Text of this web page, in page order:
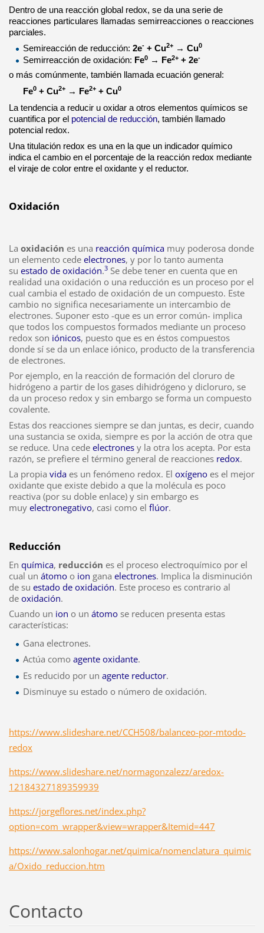
Dentro de una reacción global redox, se da una serie de
reacciones particulares llamadas semirreacciones o reacciones
parciales.
Semireacción de reducción: 2e-+ Cu2+→ Cu0
Semirreacción de oxidación: Fe0→ Fe2++ 2e-
o más comúnmente, también llamada ecuación general:
Fe0+ Cu2+→ Fe2++ Cu0
La tendencia a reducir u oxidar a otros elementos químicos se
cuantifica por el potencial de reducción, también llamado
potencial redox.
Una titulación redox es una en la que un indicador químico
indica el cambio en el porcentaje de la reacción redox mediante
el viraje de color entre el oxidante y el reductor.
Oxidación
La oxidación es una reacción químicamuy poderosa donde
un elemento cede electrones, y por lo tanto aumenta
su estado de oxidación.3Se debe tener en cuenta que en
realidad una oxidación o una reducción es un proceso por el
cual cambia el estado de oxidación de un compuesto. Este
cambio no significa necesariamente un intercambio de
electrones. Suponer esto -que es un error común- implica
que todos los compuestos formados mediante un proceso
redox son iónicos, puesto que es en éstos compuestos
donde sí se da un enlace iónico, producto de la transferencia
de electrones.
Por ejemplo, en la reacción de formación del cloruro de
hidrógeno a partir de los gases dihidrógeno y dicloruro, se
da un proceso redox y sin embargo se forma un compuesto
covalente.
Estas dos reacciones siempre se dan juntas, es decir, cuando
una sustancia se oxida, siempre es por la acción de otra que
se reduce. Una cede electronesy la otra los acepta. Por esta
razón, se prefiere el término general de reacciones redox.
La propia vidaes un fenómeno redox. El oxígenoes el mejor
oxidante que existe debido a que la molécula es poco
reactiva (por su doble enlace) y sin embargo es
muy electronegativo, casi como el flúor.
Reducción
En química, reducción es el proceso electroquímico por el
cual un átomoo ion gana electrones. Implica la disminución
de su estado de oxidación. Este proceso es contrario al
de oxidación.
Cuando un ion o un átomose reducen presenta estas
características:
Gana electrones.
Actúa como agente oxidante.
Es reducido por un agente reductor.
Disminuye su estado o número de oxidación.
https://www.slideshare.net/CCH508/balanceo-por-mtodo-
redox
https://www.slideshare.net/normagonzalezz/aredox-
12184327189359939
https://jorgeflores.net/index.php?
option=com_wrapper&view=wrapper&Itemid=447
https://www.salonhogar.net/quimica/nomenclatura_quimic
a/Oxido_reduccion.htm
Contacto